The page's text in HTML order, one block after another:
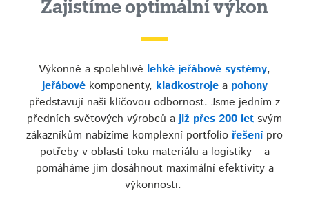
Zajistíme optimální výkon
Výkonné a spolehlivé lehké jeřábové systémy,
jeřábovékomponenty, kladkostrojea pohony
představují naši klíčovou odbornost. Jsme jedním z
předních světových výrobců a již přes 200 let svým
zákazníkům nabízíme komplexní portfolio řešení pro
potřeby v oblasti toku materiálu a logistiky – a
pomáháme jim dosáhnout maximální efektivity a
výkonnosti.